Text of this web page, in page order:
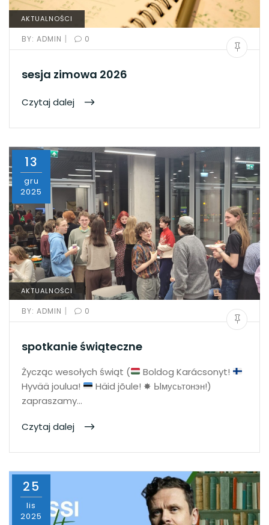
AKTUALNOŚCI
BY: ADMIN | 0
sesja zimowa 2026
Czytaj dalej
13
gru
2025
AKTUALNOŚCI
BY: ADMIN | 0
spotkanie świąteczne
Życząc wesołych świąt (
Boldog Karácsonyt!
Hyvää joulua!
Häid jõule! ✸ Ымусьтонэн!)
zapraszamy…
Czytaj dalej
25
lis
2025